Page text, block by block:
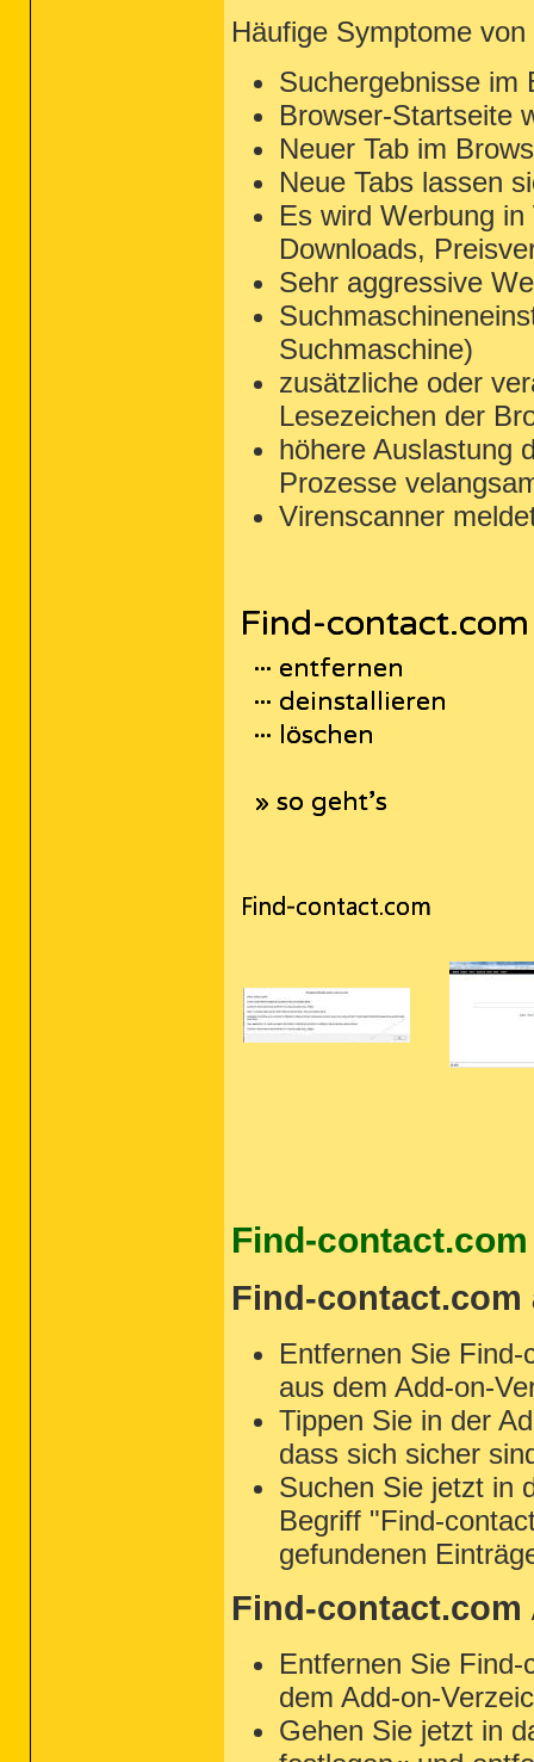
Häufige Symptome
Suchergebnisse im
Browser-Startseite
Neuer Tab im
Neue Tabs lassen
Es wird Werbung
Downloads,
Sehr aggressive
Suchmaschine)
zusätzliche oder
Lesezeichen der
höhere Auslastung
Prozesse
Virenscanner
Find-
Find-
Entfernen Sie
aus dem Add-on-
Tippen Sie in der
dass sich sicher
Suchen Sie jetzt in
Begriff "Find-
gefundenen
Find-contact.com
Entfernen Sie
dem Add-on-
Gehen Sie jetzt in